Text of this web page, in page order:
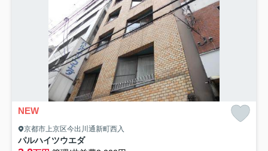
NEW
京都市上京区今出川通新町西入
パルハイツウエダ